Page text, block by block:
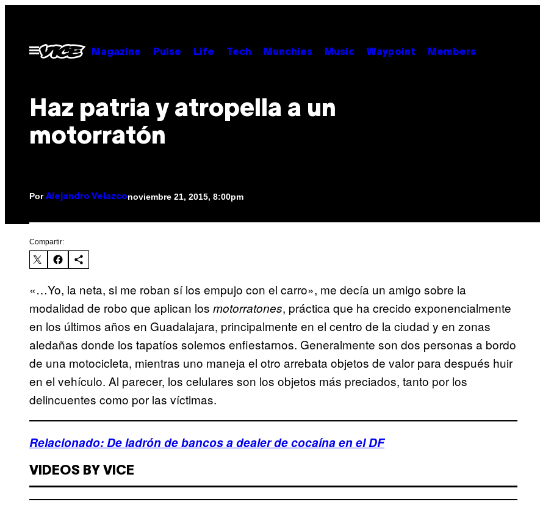
contenido
Abrir
Menú
Magazine Pulse Life Tech Munchies Music Waypoint Members
Haz patria y atropella a un
motorratón
Por Alejandro Velazconoviembre 21, 2015, 8:00pm
Compartir:
«…Yo, la neta, si me roban sí los empujo con el carro», me decía un amigo sobre la
modalidad de robo que aplican los motorratones, práctica que ha crecido exponencialmente
en los últimos años en Guadalajara, principalmente en el centro de la ciudad y en zonas
aledañas donde los tapatíos solemos enfiestarnos. Generalmente son dos personas a bordo
de una motocicleta, mientras uno maneja el otro arrebata objetos de valor para después huir
en el vehículo. Al parecer, los celulares son los objetos más preciados, tanto por los
delincuentes como por las víctimas.
Relacionado: De ladrón de bancos a dealer de cocaína en el DF
VIDEOS BY VICE